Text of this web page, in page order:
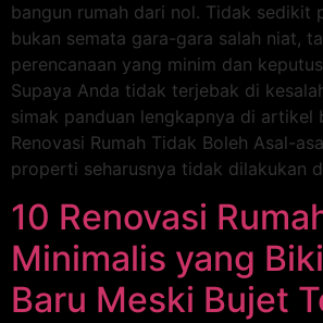
bangun rumah dari nol. Tidak sedikit
bukan semata gara-gara salah niat,
perencanaan yang minim dan
Supaya Anda tidak terjebak di
simak panduan lengkapnya di artikel
Renovasi Rumah Tidak Boleh Asal-
properti seharusnya tidak dilakukan
10 Renovasi
Minimalis yang
Baru Meski Bujet